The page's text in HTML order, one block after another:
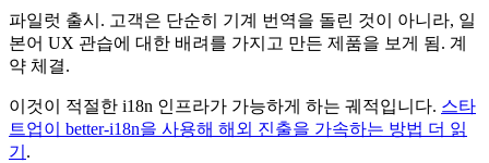
파일럿 출시. 고객은 단순히 기계 번역을 돌린 것이 아니라, 일
본어 UX 관습에 대한 배려를 가지고 만든 제품을 보게 됨. 계
약 체결.
이것이 적절한 i18n 인프라가 가능하게 하는 궤적입니다. 스타
트업이 better-i18n을 사용해 해외 진출을 가속하는 방법 더 읽
기 .